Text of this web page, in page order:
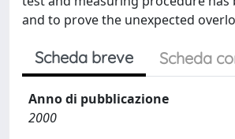
and to prove the unexpected
Scheda breve Scheda
Anno di pubblicazione
2000